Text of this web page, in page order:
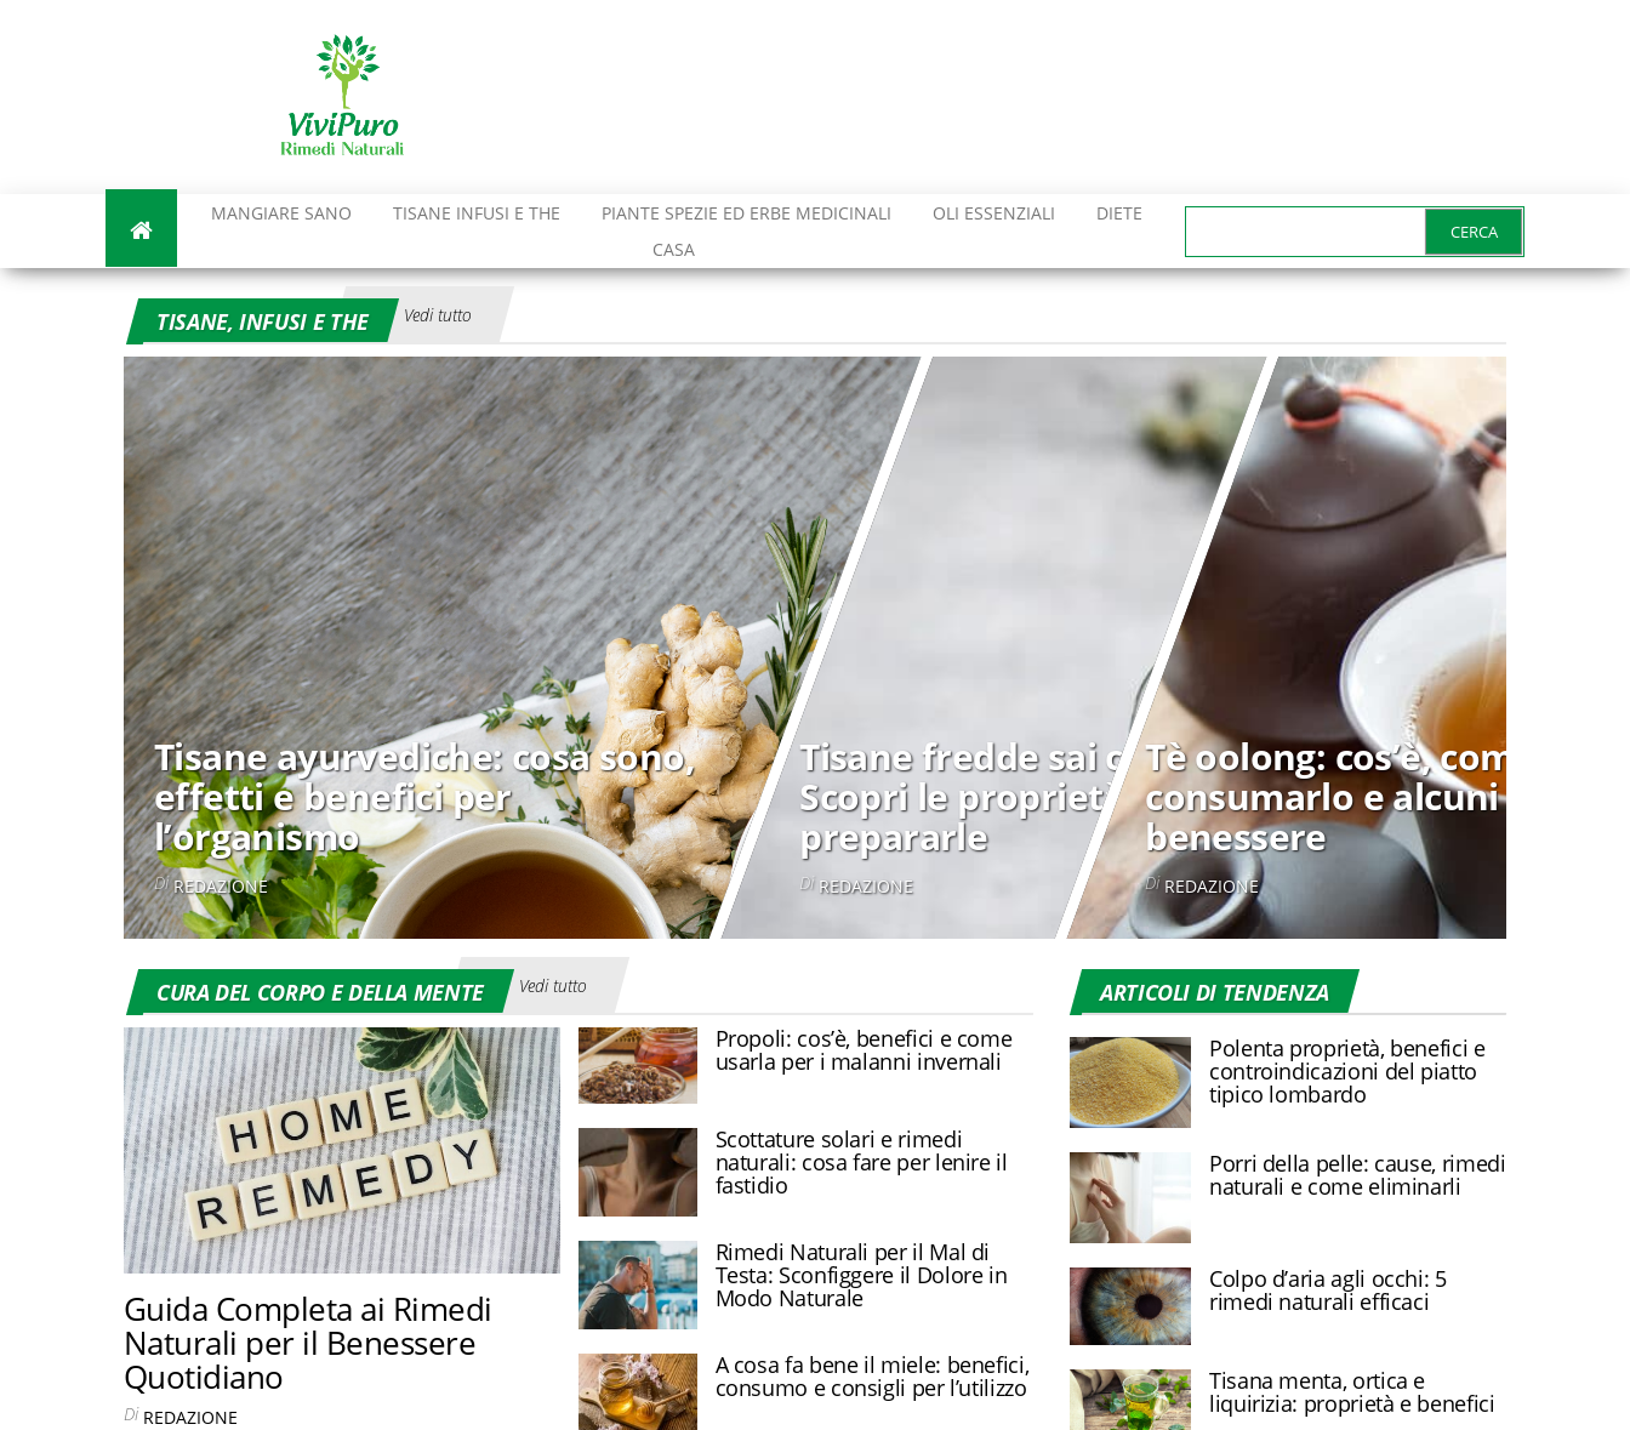
MANGIARE SANO TISANE INFUSI E THE PIANTE SPEZIE ED ERBE MEDICINALI OLI ESSENZIALI
DIETE
CASA
per:
TISANE, INFUSI E THE Vedi tutto
Tisane ayurvediche: cosa sono,
effetti e benefici per
l’organismo
Di REDAZIONE
Tisane fredde sai cosa sono?
Scopri le proprietà e come
prepararle
Di REDAZIONE
Tè oolong: cos’è, come
consumarlo e alcuni
benessere
Di REDAZIONE
CURA DEL CORPO E DELLA MENTE Vedi tutto
Guida Completa ai Rimedi
Naturali per il Benessere
Quotidiano
Di REDAZIONE
Propoli: cos’è, benefici e come
usarla per i malanni invernali
Scottature solari e rimedi
naturali: cosa fare per lenire il
fastidio
Rimedi Naturali per il Mal di
Testa: Sconfiggere il Dolore in
Modo Naturale
A cosa fa bene il miele: benefici,
consumo e consigli per l’utilizzo
ARTICOLI DI TENDENZA
Polenta proprietà, benefici e
controindicazioni del piatto
tipico lombardo
Porri della pelle: cause, rimedi
naturali e come eliminarli
Colpo d’aria agli occhi: 5
rimedi naturali efficaci
Tisana menta, ortica e
liquirizia: proprietà e benefici